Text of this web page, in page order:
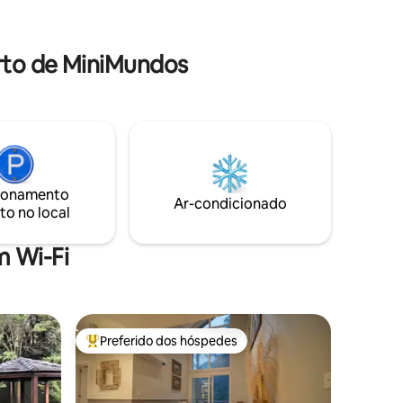
tranquilidade.
de MiniMundos
no local
Ar-condicionado
Wi-Fi
Entre os melhores preferidos dos hóspedes
Preferido dos hóspedes